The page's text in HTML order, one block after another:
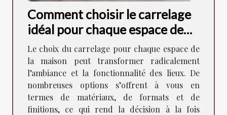
Comment choisir le carrelage
idéal pour chaque espace de
votre maison ?
Le choix du carrelage pour chaque espace de
la maison peut transformer radicalement
l’ambiance et la fonctionnalité des lieux. De
nombreuses options s’offrent à vous en
termes de matériaux, de formats et de
finitions, ce qui rend la décision à la fois